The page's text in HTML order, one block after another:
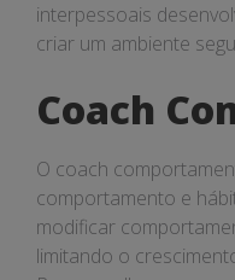
interpessoais
criar um ambiente
Coach
O coach
comportamento e
modificar
limitando o